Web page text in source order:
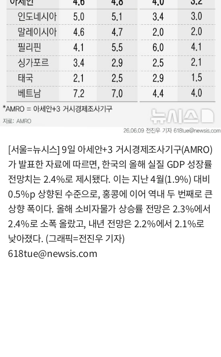
[서울=뉴시스] 9일 아세안+3 거시경제조사기구(AMRO)
가 발표한 자료에 따르면, 한국의 올해 실질 GDP 성장률
전망치는 2.4%로 제시됐다. 이는 지난 4월(1.9%) 대비
0.5%p 상향된 수준으로, 홍콩에 이어 역내 두 번째로 큰
상향 폭이다. 올해 소비자물가 상승률 전망은 2.3%에서
2.4%로 소폭 올랐고, 내년 전망은 2.2%에서 2.1%로
낮아졌다. (그래픽=전진우 기자)
618tue@newsis.com